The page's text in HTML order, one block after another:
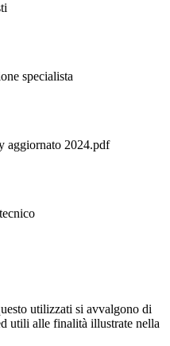
specialista
2024.pdf
utilizzati si avvalgono di
utili alle finalità illustrate nella